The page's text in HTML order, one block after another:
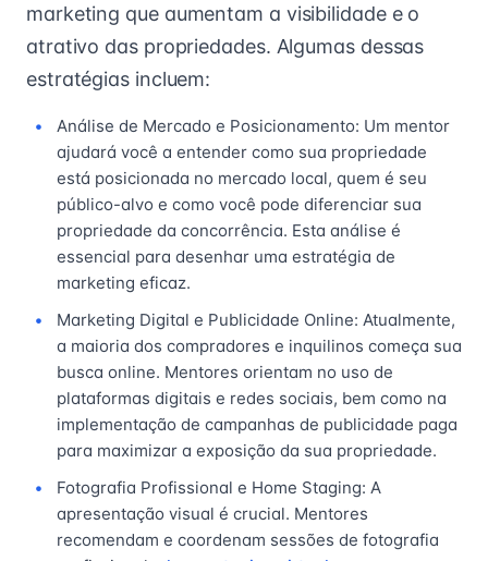
marketing que aumentam a visibilidade e o
atrativo das propriedades. Algumas dessas
estratégias incluem:
Análise de Mercado e Posicionamento: Um mentor
ajudará você a entender como sua propriedade
está posicionada no mercado local, quem é seu
público-alvo e como você pode diferenciar sua
propriedade da concorrência. Esta análise é
essencial para desenhar uma estratégia de
marketing eficaz.
Marketing Digital e Publicidade Online: Atualmente,
a maioria dos compradores e inquilinos começa sua
busca online. Mentores orientam no uso de
plataformas digitais e redes sociais, bem como na
implementação de campanhas de publicidade paga
para maximizar a exposição da sua propriedade.
Fotografia Profissional e Home Staging: A
apresentação visual é crucial. Mentores
recomendam e coordenam sessões de fotografia